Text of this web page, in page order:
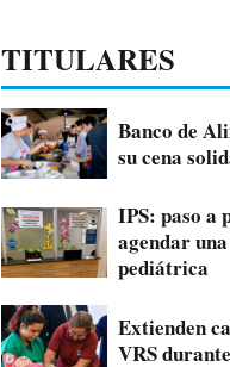
TITULARES
Banco de
su cena
IPS: paso a
agendar
pediátrica
Extienden
VRS